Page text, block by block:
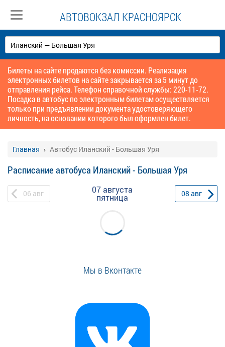
АВТОВОКЗАЛ КРАСНОЯРСК
Билеты на сайте продаются без комиссии. Реализация
электронных билетов на сайте закрывается за 5 минут до
отправления рейса. Телефон справочной службы: 220-11-72.
Посадка в автобус по электронным билетам осуществляется
только при предъявлении документа удостоверяющего
личность, на основании которого был оформлен билет.
Главная Автобус Иланский - Большая Уря
Расписание автобуса Иланский - Большая Уря
06 авг 07 августа
пятница 08 авг
Мы в Вконтакте